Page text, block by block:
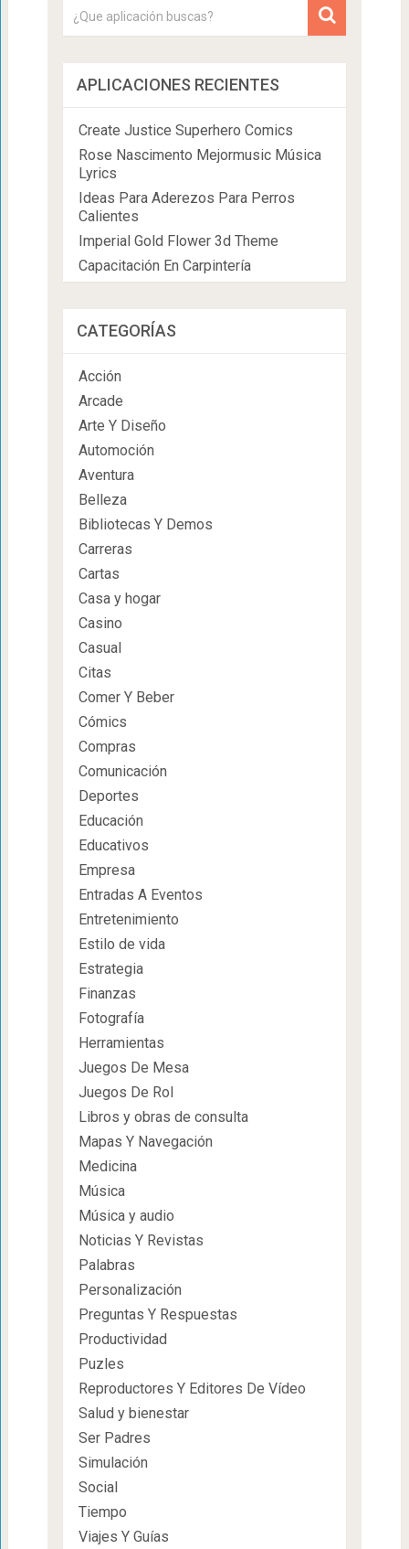
APLICACIONES RECIENTES
Create Justice Superhero Comics
Rose Nascimento Mejormusic Música
Lyrics
Ideas Para Aderezos Para Perros
Calientes
Imperial Gold Flower 3d Theme
Capacitación En Carpintería
CATEGORÍAS
Acción
Arcade
Arte Y Diseño
Automoción
Aventura
Belleza
Bibliotecas Y Demos
Carreras
Cartas
Casa y hogar
Casino
Casual
Citas
Comer Y Beber
Cómics
Compras
Comunicación
Deportes
Educación
Educativos
Empresa
Entradas A Eventos
Entretenimiento
Estilo de vida
Estrategia
Finanzas
Fotografía
Herramientas
Juegos De Mesa
Juegos De Rol
Libros y obras de consulta
Mapas Y Navegación
Medicina
Música
Música y audio
Noticias Y Revistas
Palabras
Personalización
Preguntas Y Respuestas
Productividad
Puzles
Reproductores Y Editores De Vídeo
Salud y bienestar
Ser Padres
Simulación
Social
Tiempo
Viajes Y Guías